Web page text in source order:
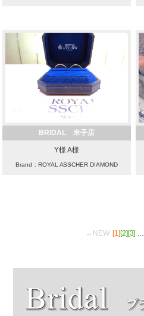
BRIDAL 米子店
Y様 A様
Brand：ROYAL ASSCHER DIAMOND
←NEW [1][2][3] …